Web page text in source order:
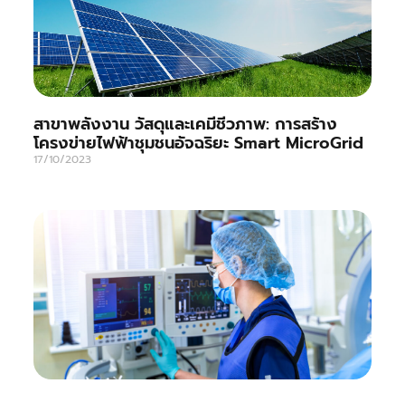
สาขาพลังงาน วัสดุและเคมีชีวภาพ: การสร้าง
โครงข่ายไฟฟ้าชุมชนอัจฉริยะ Smart MicroGrid
17/10/2023